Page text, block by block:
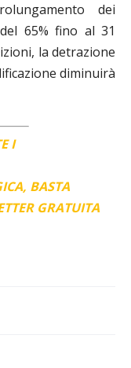
dei
65% fino al 31
la detrazione
diminuirà
I
BASTA
GRATUITA